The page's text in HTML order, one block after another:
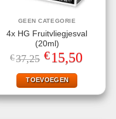
GEEN CATEGORIE
4x HG Fruitvliegjesval
(20ml)
€37,25 Oorspronkelijke
prijs
was:
€37,25.
€15,50Huidige
prijs
TOEVOEGEN